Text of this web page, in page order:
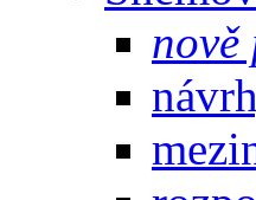
nově